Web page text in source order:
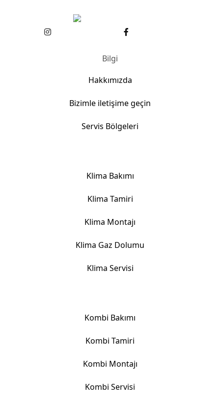
Bilgi
Hakkımızda
Bizimle iletişime geçin
Servis Bölgeleri
Klima Bakımı
Klima Tamiri
Klima Montajı
Klima Gaz Dolumu
Klima Servisi
Kombi Bakımı
Kombi Tamiri
Kombi Montajı
Kombi Servisi